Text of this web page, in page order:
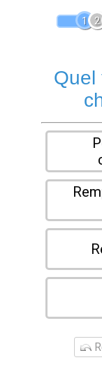
1 2
Quel